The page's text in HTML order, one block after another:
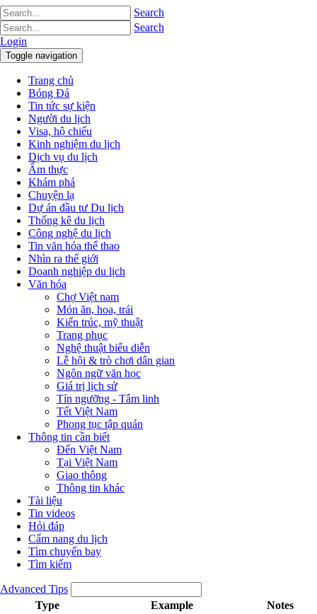
Search
Search
Login
Toggle navigation
Trang chủ
Bóng Đá
Tin tức sự kiện
Người du lịch
Visa, hộ chiếu
Kinh nghiệm du lịch
Dịch vụ du lịch
Ẩm thực
Khám phá
Chuyện lạ
Dự án đầu tư Du lịch
Thống kê du lịch
Công nghệ du lịch
Tin văn hóa thể thao
Nhìn ra thế giới
Doanh nghiệp du lịch
Văn hóa
Chợ Việt nam
Món ăn, hoa, trái
Kiến trúc, mỹ thuật
Trang phục
Nghệ thuật biểu diễn
Lễ hội & trò chơi dân gian
Ngôn ngữ văn học
Giá trị lịch sử
Tín ngưỡng - Tâm linh
Tết Việt Nam
Phong tục tập quán
Thông tin cần biết
Đến Việt Nam
Tại Việt Nam
Giao thông
Thông tin khác
Tài liệu
Tin videos
Hỏi đáp
Cẩm nang du lịch
Tìm chuyến bay
Tìm kiếm
Advanced Tips
Type
Example Notes